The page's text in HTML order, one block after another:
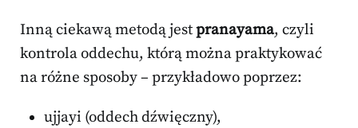
Inną ciekawą metodą jestpranayama, czyli
kontrola oddechu, którą można praktykować
na różne sposoby – przykładowo poprzez:
ujjayi (oddech dźwięczny),